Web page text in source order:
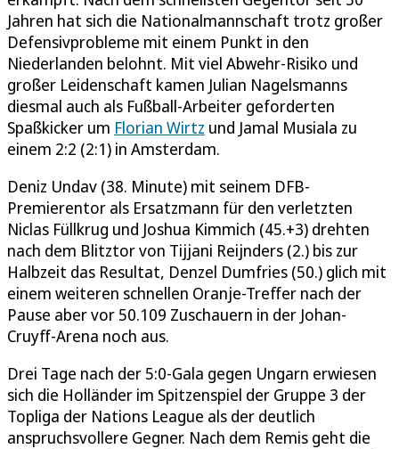
Jahren hat sich die Nationalmannschaft trotz großer
Defensivprobleme mit einem Punkt in den
Niederlanden belohnt. Mit viel Abwehr-Risiko und
großer Leidenschaft kamen Julian Nagelsmanns
diesmal auch als Fußball-Arbeiter geforderten
Spaßkicker um Florian Wirtz und Jamal Musiala zu
einem 2:2 (2:1) in Amsterdam.
Deniz Undav (38. Minute) mit seinem DFB-
Premierentor als Ersatzmann für den verletzten
Niclas Füllkrug und Joshua Kimmich (45.+3) drehten
nach dem Blitztor von Tijjani Reijnders (2.) bis zur
Halbzeit das Resultat, Denzel Dumfries (50.) glich mit
einem weiteren schnellen Oranje-Treffer nach der
Pause aber vor 50.109 Zuschauern in der Johan-
Cruyff-Arena noch aus.
Drei Tage nach der 5:0-Gala gegen Ungarn erwiesen
sich die Holländer im Spitzenspiel der Gruppe 3 der
Topliga der Nations League als der deutlich
anspruchsvollere Gegner. Nach dem Remis geht die